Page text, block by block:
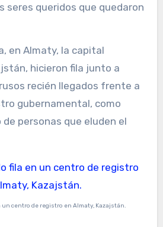
seres queridos que quedaron
en Almaty, la capital
hicieron fila junto a
recién llegados frente a
gubernamental, como
personas que eluden el
centro de registro en Almaty, Kazajstán.